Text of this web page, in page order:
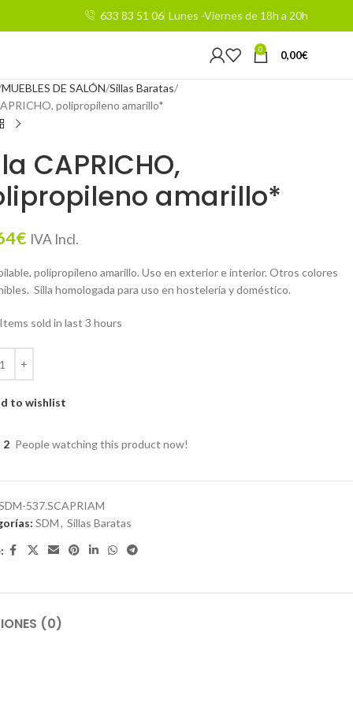
633 83 51 06 Lunes -Viernes de 18h a 20h
0 0,00€
MUEBLES DE SALÓN Sillas Baratas
polipropileno amarillo*
CAPRICHO,
amarillo*
€ IVA Incl.
polipropileno amarillo. Uso en exterior e interior. Otros colores
Silla homologada para uso en hostelería y doméstico.
sold in last 3 hours
to wishlist
2 People watching this product now!
537.SCAPRIAM
SDM, Sillas Baratas
(0)